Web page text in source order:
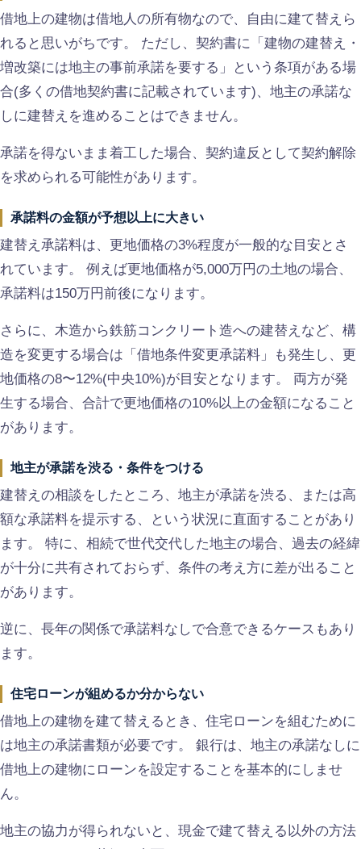
借地上の建物は借地人の所有物なので、自由に建て替えら
れると思いがちです。 ただし、契約書に「建物の建替え・
増改築には地主の事前承諾を要する」という条項がある場
合(多くの借地契約書に記載されています)、地主の承諾な
しに建替えを進めることはできません。
承諾を得ないまま着工した場合、契約違反として契約解除
を求められる可能性があります。
承諾料の金額が予想以上に大きい
建替え承諾料は、更地価格の3%程度が一般的な目安とさ
れています。 例えば更地価格が5,000万円の土地の場合、
承諾料は150万円前後になります。
さらに、木造から鉄筋コンクリート造への建替えなど、構
造を変更する場合は「借地条件変更承諾料」も発生し、更
地価格の8〜12%(中央10%)が目安となります。 両方が発
生する場合、合計で更地価格の10%以上の金額になること
があります。
地主が承諾を渋る・条件をつける
建替えの相談をしたところ、地主が承諾を渋る、または高
額な承諾料を提示する、という状況に直面することがあり
ます。 特に、相続で世代交代した地主の場合、過去の経緯
が十分に共有されておらず、条件の考え方に差が出ること
があります。
逆に、長年の関係で承諾料なしで合意できるケースもあり
ます。
住宅ローンが組めるか分からない
借地上の建物を建て替えるとき、住宅ローンを組むために
は地主の承諾書類が必要です。 銀行は、地主の承諾なしに
借地上の建物にローンを設定することを基本的にしませ
ん。
地主の協力が得られないと、現金で建て替える以外の方法